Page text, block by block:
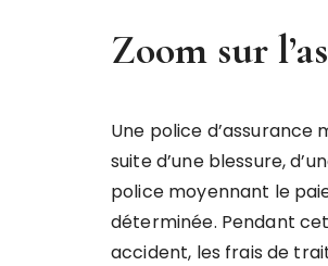
Zoom sur
Une police
suite d’une blessure,
police moyennant le
déterminée. Pendant
accident, les frais de